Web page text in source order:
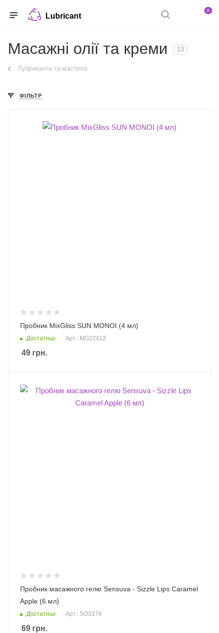
Lubricant
0
Масажні олії та креми 13
Лубриканти та мастила
ФІЛЬТР
Пробник MixGliss SUN MONOI (4 мл)
Достатньо Арт.: MG22412
49 грн.
Пробник масажного гелю Sensuva - Sizzle Lips Caramel
Apple (6 мл)
Достатньо Арт.: SO3376
69 грн.